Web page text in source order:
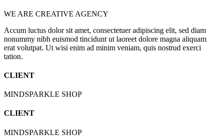
WE ARE CREATIVE AGENCY
Accum luctus dolor sit amet, consectetuer adipiscing elit, sed diam
nonummy nibh euismod tincidunt ut laoreet dolore magna aliquam
erat volutpat. Ut wisi enim ad minim veniam, quis nostrud exerci
tation.
CLIENT
MINDSPARKLE SHOP
CLIENT
MINDSPARKLE SHOP